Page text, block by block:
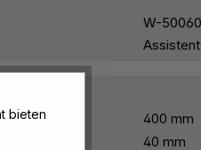
W-50060
400 mm
40 mm
bieten